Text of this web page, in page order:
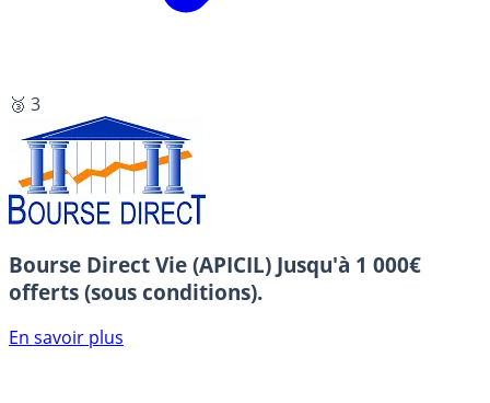
🥉 3
Bourse Direct Vie (APICIL) Jusqu'à 1 000€
offerts (sous conditions).
En savoir plus